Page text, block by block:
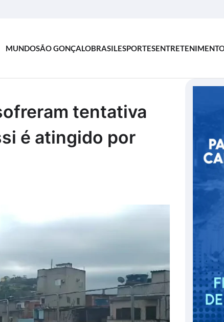
MUNDOSÃO GONÇALOBRASILESPORTES
tentativa
é atingido por